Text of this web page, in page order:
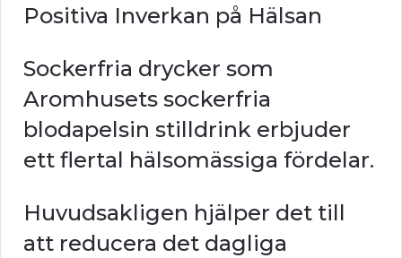
Positiva Inverkan på Hälsan
Sockerfria drycker som
Aromhusets sockerfria
blodapelsin stilldrink erbjuder
ett flertal hälsomässiga fördelar.
Huvudsakligen hjälper det till
att reducera det dagliga